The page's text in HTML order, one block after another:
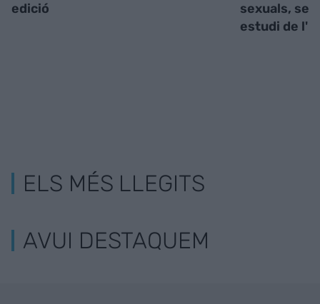
edició
sexuals,
estudi de
ELS MÉS LLEGITS
AVUI DESTAQUEM